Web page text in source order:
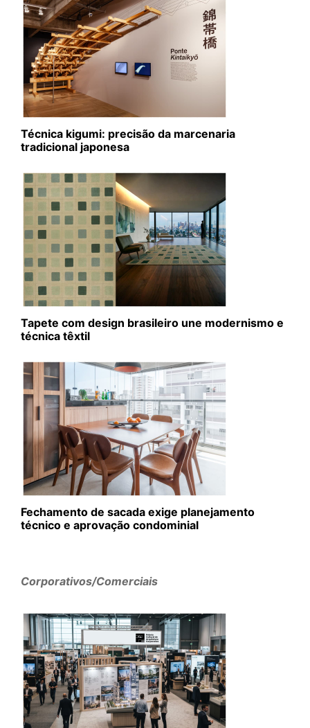
Técnica kigumi: precisão da marcenaria
tradicional japonesa
Tapete com design brasileiro une modernismo e
técnica têxtil
Fechamento de sacada exige planejamento
técnico e aprovação condominial
Corporativos/Comerciais